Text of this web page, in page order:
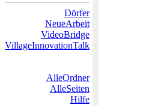
Dörfer
NeueArbeit
VideoBridge
VillageInnovationTalk
AlleOrdner
AlleSeiten
Hilfe